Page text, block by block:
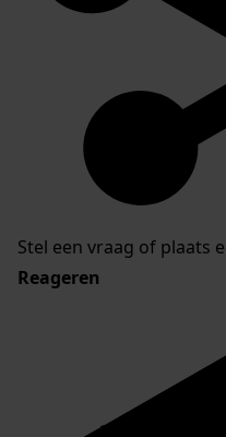
Stel een vraag of plaats
Reageren